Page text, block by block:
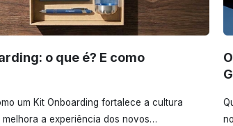
o que é? E como
um Kit Onboarding fortalece a cultura
melhora a experiência dos novos